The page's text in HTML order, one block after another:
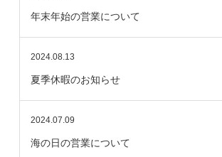
年末年始の営業について
2024.08.13
夏季休暇のお知らせ
2024.07.09
海の日の営業について